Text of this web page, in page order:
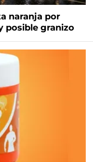
naranja por
posible granizo